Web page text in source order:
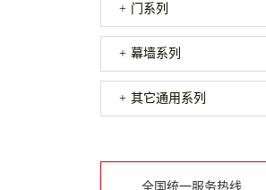
门系列
幕墙系列
其它通用系列
全国统一服务热线